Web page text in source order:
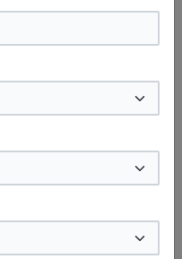
di
Affari Internazionali